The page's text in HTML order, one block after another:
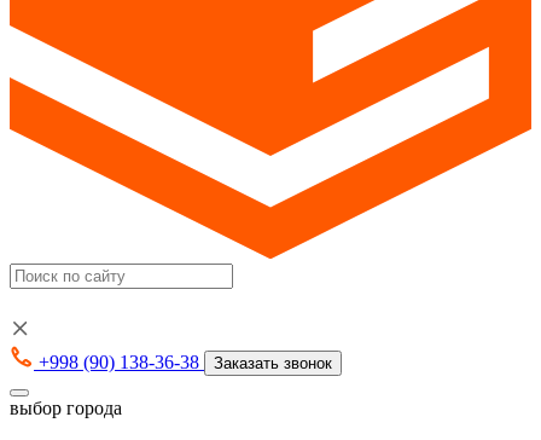
+998 (90) 138-36-38 Заказать звонок
выбор города